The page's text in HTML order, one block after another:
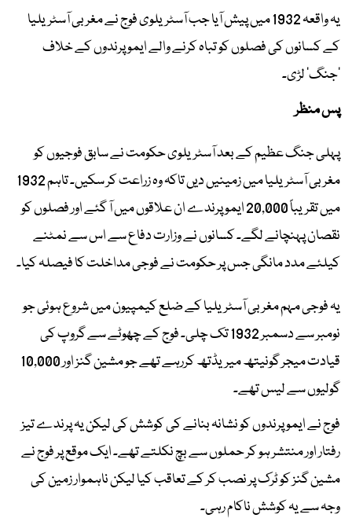
یہ واقعہ 1932 میں پیش آیا جب آسٹریلوی فوج نے مغربی آسٹریلیا
کے کسانوں کی فصلوں کو تباہ کرنے والے ایمو پرندوں کے خلاف
’جنگ‘ لڑی۔
پس منظر
پہلی جنگ عظیم کے بعد آسٹریلوی حکومت نے سابق فوجیوں کو
مغربی آسٹریلیا میں زمینیں دیں تاکہ وہ زراعت کر سکیں۔ تاہم 1932
میں تقریباً 20,000 ایمو پرندے ان علاقوں میں آ گئے اور فصلوں کو
نقصان پہنچانے لگے۔ کسانوں نے وزارت دفاع سے اس سے نمٹنے
کیلئے مدد مانگی جس پر حکومت نے فوجی مداخلت کا فیصلہ کیا۔
یہ فوجی مہم مغربی آسٹریلیا کے ضلع کیمپیون میں شروع ہوئی جو
نومبر سے دسمبر 1932 تک چلی۔ فوج کے چھوٹے سے گروپ کی
قیادت میجر گونیتھ میریڈتھ کررہے تھے جو مشین گنز اور 10,000
گولیوں سے لیس تھے۔
فوج نے ایمو پرندوں کو نشانہ بنانے کی کوشش کی لیکن یہ پرندے تیز
رفتار اور منتشر ہو کر حملوں سے بچ نکلتے تھے۔ ایک موقع پر فوج نے
مشین گنز کو ٹرک پر نصب کر کے تعاقب کیا لیکن ناہموار زمین کی
وجہ سے یہ کوشش ناکام رہی۔